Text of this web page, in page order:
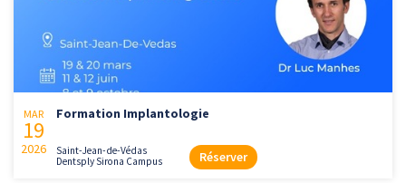
MAR
19
2026
Formation Implantologie
Saint-Jean-de-Védas
Dentsply Sirona Campus
Réserver